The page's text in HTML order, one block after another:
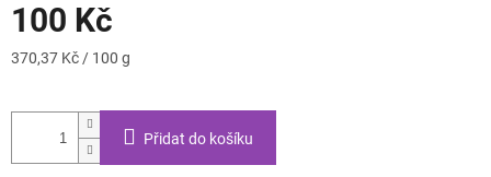
100 Kč
Měrná
370,37 Kč / 100 g
Přidat do košíku